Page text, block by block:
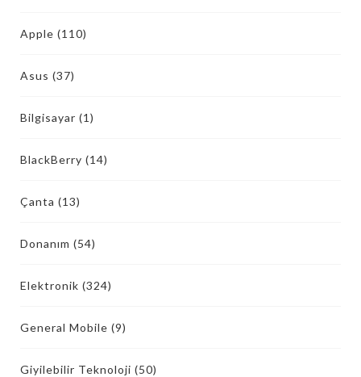
Apple (110)
Asus (37)
Bilgisayar (1)
BlackBerry (14)
Çanta (13)
Donanım (54)
Elektronik (324)
General Mobile (9)
Giyilebilir Teknoloji (50)